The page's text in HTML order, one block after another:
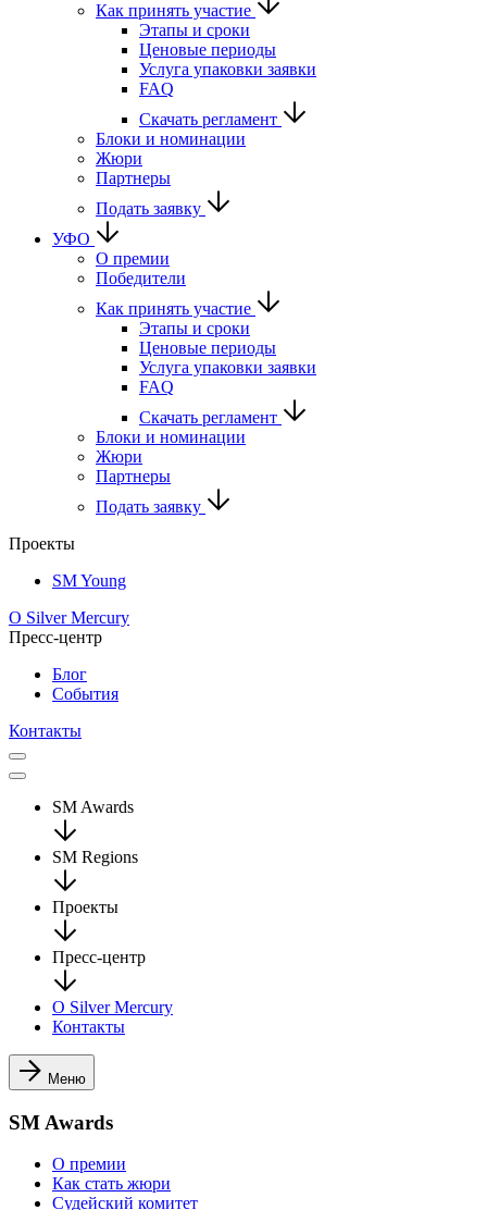
Как принять участие
Этапы и сроки
Ценовые периоды
Услуга упаковки заявки
FAQ
Скачать регламент
Блоки и номинации
Жюри
Партнеры
Подать заявку
УФО
О премии
Победители
Как принять участие
Этапы и сроки
Ценовые периоды
Услуга упаковки заявки
FAQ
Скачать регламент
Блоки и номинации
Жюри
Партнеры
Подать заявку
Проекты
SM Young
О Silver Mercury
Пресс-центр
Блог
События
Контакты
SM Awards
SM Regions
Проекты
Пресс-центр
О Silver Mercury
Контакты
Меню
SM Awards
О премии
Как стать жюри
Судейский комитет